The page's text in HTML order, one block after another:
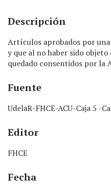
Descripción
Artículos aprobados por
y que al no haber sido
quedado consentidos por la
Fuente
UdelaR-FHCE-ACU-Caja 5 -
Editor
FHCE
Fecha